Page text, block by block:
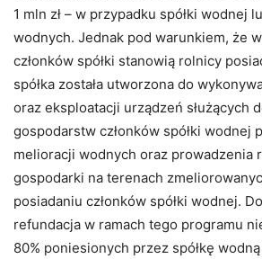
1 mln zł – w przypadku spółki wodnej
wodnych. Jednak pod warunkiem, że
członków spółki stanowią rolnicy
spółka została utworzona do
oraz eksploatacji urządzeń służących
gospodarstw członków spółki wodnej
melioracji wodnych oraz prowadzenia
gospodarki na terenach
posiadaniu członków spółki wodnej.
refundacja w ramach tego programu
80% poniesionych przez spółkę